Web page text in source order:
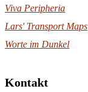
Viva Peripheria
Lars' Transport Maps
Worte im Dunkel
Kontakt